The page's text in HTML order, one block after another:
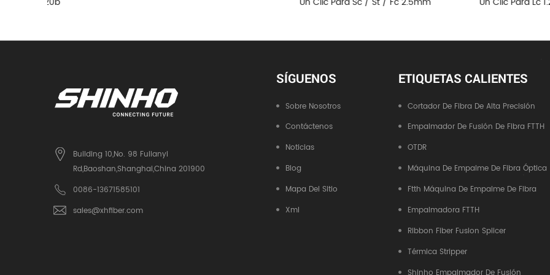
Building 10,No. 98 Fulianyi
Rd,Baoshan,Shanghai,China 201900
0086-13671585101
sales@xhfiber.com
SÍGUENOS
Sobre Nosotros
Contáctenos
Noticias
Blog
Mapa Del Sitio
Xml
ETIQUETAS CALIENTES
Cortador De Fibra De Alta Precisión
Empalmador De Fusión De Fibra FTTH
OTDR
Máquina De Empalme De Fibra Óptica
Ftth Máquina De Empalme De Fibra
Empalmadora FTTH
Ribbon Fiber Fusion Splicer
Térmica Stripper